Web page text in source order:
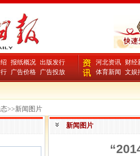
报纸概况 出版发行
广告价格 广告投放
河北资讯 财经
体育新闻 文娱
>>新闻图片
新闻图片